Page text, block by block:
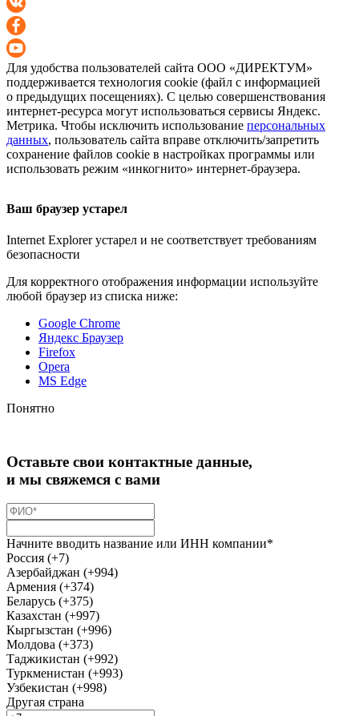
Для удобства пользователей сайта ООО «ДИРЕКТУМ»
поддерживается технология cookie (файл с информацией
о предыдущих посещениях). С целью совершенствования
интернет-ресурса могут использоваться сервисы Яндекс.
Метрика. Чтобы исключить использование персональных
данных, пользователь сайта вправе отключить/запретить
сохранение файлов cookie в настройках программы или
использовать режим «инкогнито» интернет-браузера.
Ваш браузер устарел
Internet Explorer устарел и не соответствует требованиям
безопасности
Для корректного отображения информации используйте
любой браузер из списка ниже:
Google Chrome
Яндекс Браузер
Firefox
Opera
MS Edge
Понятно
Оставьте свои контактные данные,
и мы свяжемся с вами
Начните вводить название или ИНН компании*
Россия (+7)
Азербайджан (+994)
Армения (+374)
Беларусь (+375)
Казахстан (+997)
Кыргызстан (+996)
Молдова (+373)
Таджикистан (+992)
Туркменистан (+993)
Узбекистан (+998)
Другая страна